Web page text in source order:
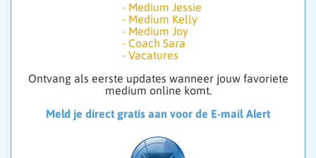
- Medium Jessie
- Medium Kelly
- Medium Joy
- Coach Sara
- Vacatures
Ontvang als eerste updates wanneer jouw favoriete
medium online komt.
Meld je direct gratis aan voor de E-mail Alert